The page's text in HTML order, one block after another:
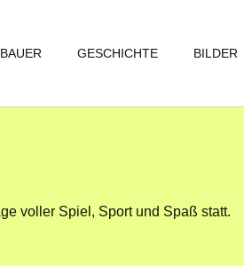
GESCHICHTE BILDER
voller Spiel, Sport und Spaß statt.